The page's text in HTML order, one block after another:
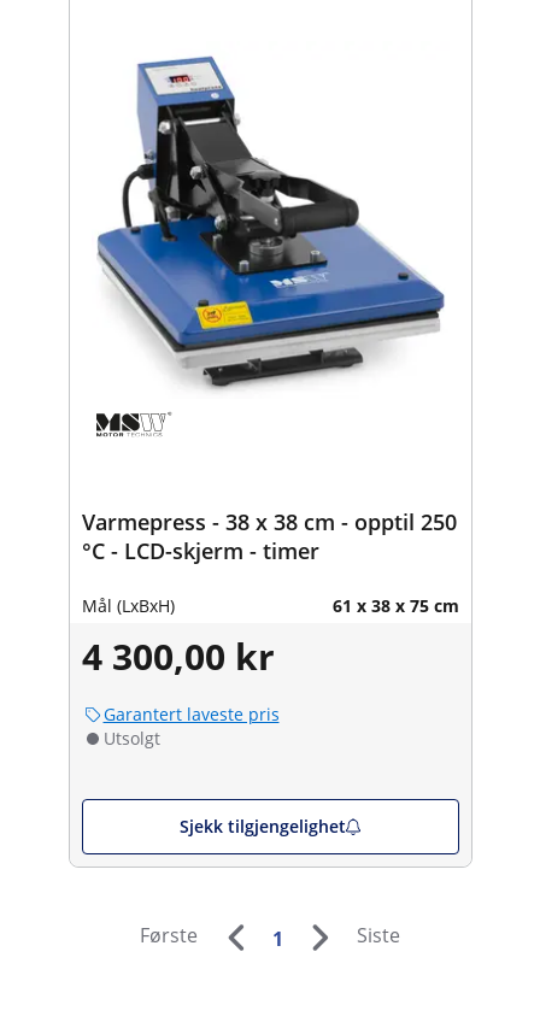
Varmepress - 38 x 38 cm - opptil 250
°C - LCD-skjerm - timer
Mål (LxBxH) 61 x 38 x 75 cm
4 300,00 kr
Garantert laveste pris
Utsolgt
Sjekk tilgjengelighet
Første 1 Siste